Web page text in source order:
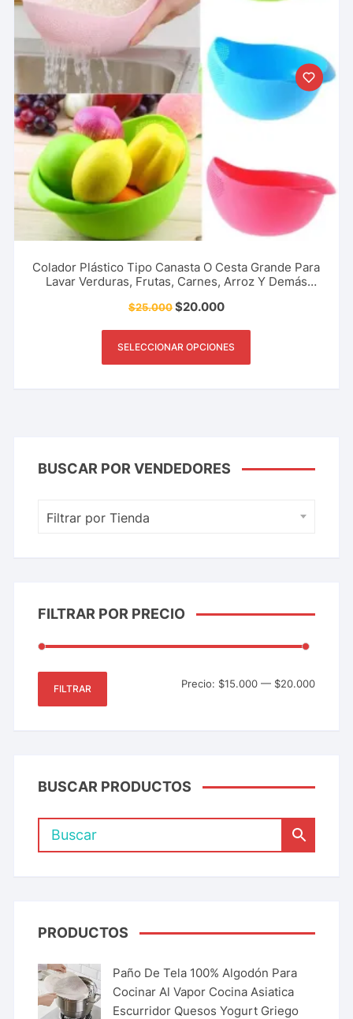
Colador Plástico Tipo Canasta O Cesta Grande Para
Lavar Verduras, Frutas, Carnes, Arroz Y Demás
$25.000$20.000
SELECCIONAR OPCIONES
BUSCAR POR VENDEDORES
Filtrar por Tienda
FILTRAR POR PRECIO
FILTRAR Precio: $15.000— $20.000
BUSCAR PRODUCTOS
PRODUCTOS
Paño De Tela 100% Algodón Para
Cocinar Al Vapor Cocina Asiatica
Escurridor Quesos Yogurt Griego